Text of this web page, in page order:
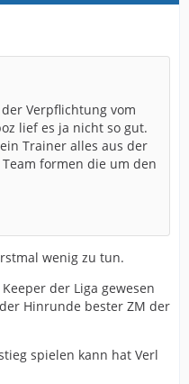
Verpflichtung vom
lief es ja nicht so gut.
Trainer alles aus der
formen die um den
wenig zu tun.
der Liga gewesen
Hinrunde bester ZM der
spielen kann hat Verl